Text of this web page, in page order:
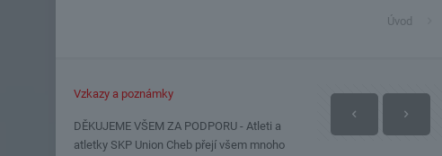
Úvod
Vzkazy a poznámky
DĚKUJEME VŠEM ZA PODPORU - Atleti a
atletky SKP Union Cheb přejí všem mnoho